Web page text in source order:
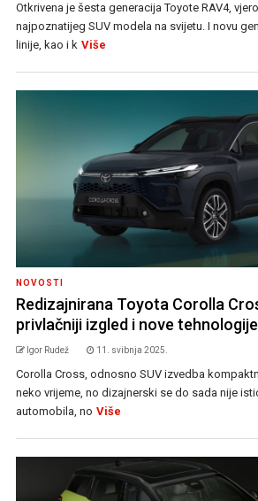
Otkrivena je šesta generacija Toyote RAV4,
najpoznatijeg SUV modela na svijetu. I novu
linije, kao i k Više
NOVOSTI
Redizajnirana Toyota Corolla
privlačniji izgled i nove tehnologije
Igor Rudež 11. svibnja 2025.
Corolla Cross, odnosno SUV izvedba
neko vrijeme, no dizajnerski se do sada nije
automobila, no Više